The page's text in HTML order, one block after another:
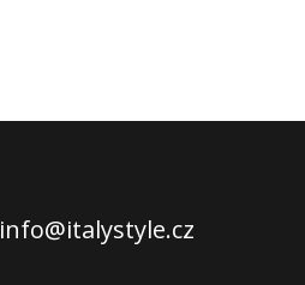
info@italystyle.cz